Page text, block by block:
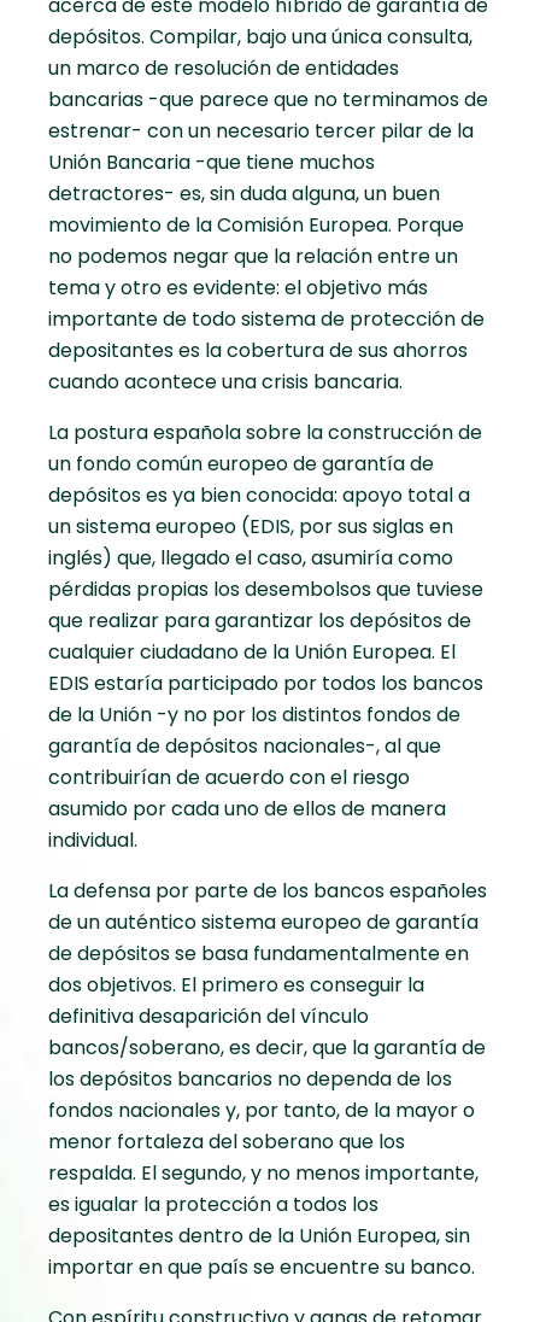
acerca de este modelo híbrido de garantía de
depósitos. Compilar, bajo una única consulta,
un marco de resolución de entidades
bancarias -que parece que no terminamos de
estrenar- con un necesario tercer pilar de la
Unión Bancaria -que tiene muchos
detractores- es, sin duda alguna, un buen
movimiento de la Comisión Europea. Porque
no podemos negar que la relación entre un
tema y otro es evidente: el objetivo más
importante de todo sistema de protección de
depositantes es la cobertura de sus ahorros
cuando acontece una crisis bancaria.
La postura española sobre la construcción de
un fondo común europeo de garantía de
depósitos es ya bien conocida: apoyo total a
un sistema europeo (EDIS, por sus siglas en
inglés) que, llegado el caso, asumiría como
pérdidas propias los desembolsos que tuviese
que realizar para garantizar los depósitos de
cualquier ciudadano de la Unión Europea. El
EDIS estaría participado por todos los bancos
de la Unión -y no por los distintos fondos de
garantía de depósitos nacionales-, al que
contribuirían de acuerdo con el riesgo
asumido por cada uno de ellos de manera
individual.
La defensa por parte de los bancos españoles
de un auténtico sistema europeo de garantía
de depósitos se basa fundamentalmente en
dos objetivos. El primero es conseguir la
definitiva desaparición del vínculo
bancos/soberano, es decir, que la garantía de
los depósitos bancarios no dependa de los
fondos nacionales y, por tanto, de la mayor o
menor fortaleza del soberano que los
respalda. El segundo, y no menos importante,
es igualar la protección a todos los
depositantes dentro de la Unión Europea, sin
importar en que país se encuentre su banco.